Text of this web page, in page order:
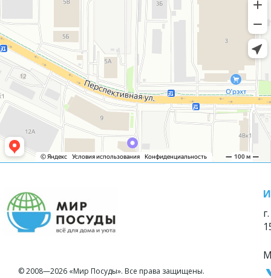
© 2008—2026 «Мир Посуды». Все права защищены.